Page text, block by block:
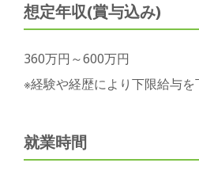
想定年収(賞与込み)
360万円～600万円
※経験や経歴により下限給与
就業時間